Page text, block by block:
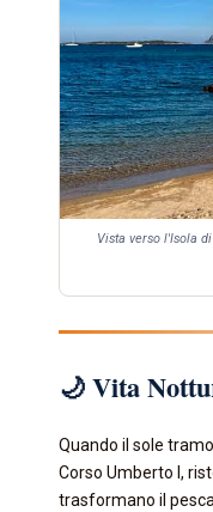
Vista verso l'Isola
🌙 Vita
Quando il sole
Corso Umberto I,
trasformano il